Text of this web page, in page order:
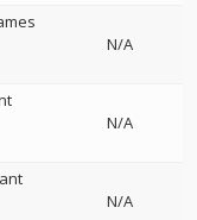
N/A
N/A
N/A